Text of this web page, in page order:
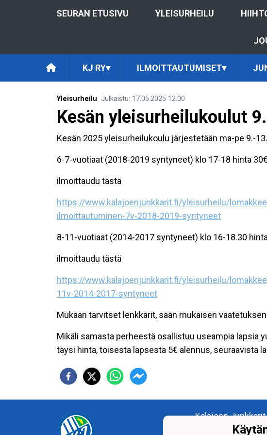
SEURAN ETUSIVU YLEISURHEILU
KJ RY▾ ILMOITTAUTUMISET▾
Yleisurheilu Julkaistu: 17.05.2025 12.00
Kesän yleisurheilukoulut
Kesän 2025 yleisurheilukoulu järjestetään ma-pe 9.-
6-7-vuotiaat (2018-2019 syntyneet) klo 17-18 hinta 30€
ilmoittaudu tästä
https://www.kalajoenjunkkarit.fi/yleisurheilu/
ilmoittautuminen-7v-2018-2019-syntyneet
8-11-vuotiaat (2014-2017 syntyneet) klo 16-18.30
ilmoittaudu tästä
https://www.kalajoenjunkkarit.fi/yleisurheilu/
11v-2014-2017-syntyneet
Mukaan tarvitset lenkkarit, sään mukaisen
Mikäli samasta perheestä osallistuu useampia lapsia
täysi hinta, toisesta lapsesta 5€ alennus, seuraavista
Kalajoen
c/o Tilitoimisto